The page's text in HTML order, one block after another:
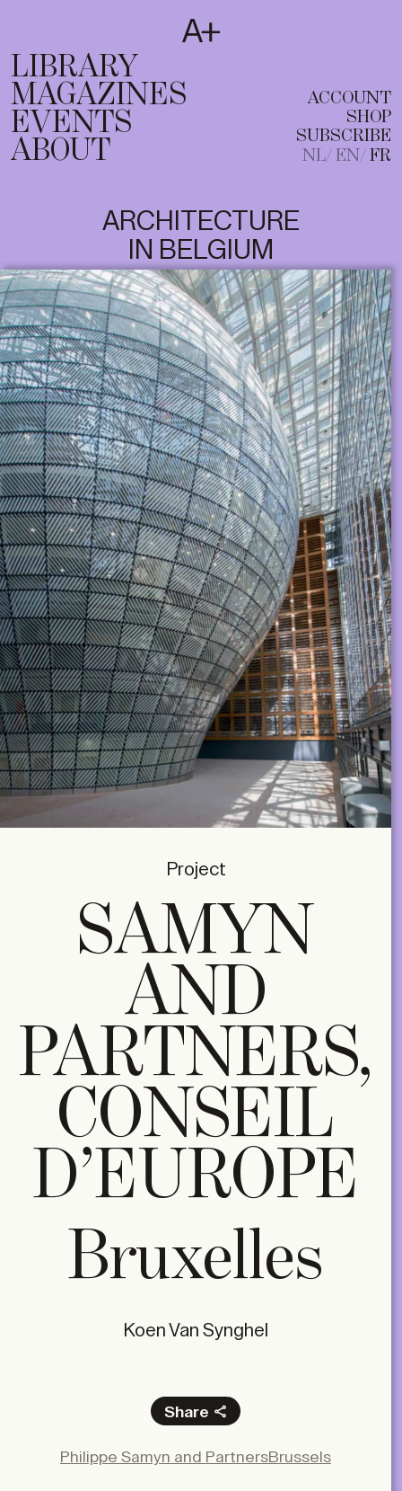
T
EN FR
LIBRARY
MAGAZINES
EVENTS
ABOUT
ACCOUNT
SHOP
SUBSCRIBE
NL EN FR
ARCHITECTURE
IN BELGIUM
Project
SAMYN
AND
PARTNERS,
CONSEIL
D’EUROPE
Bruxelles
Koen Van Synghel
Share
Philippe Samyn and PartnersBrussels